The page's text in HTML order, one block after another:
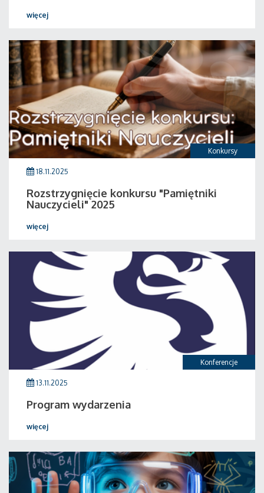
więcej
Konkursy
18.11.2025
Rozstrzygnięcie konkursu "Pamiętniki
Nauczycieli" 2025
więcej
Konferencje
13.11.2025
Program wydarzenia
więcej